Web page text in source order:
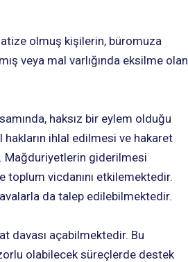
olmuş kişilerin, büromuza
veya mal varlığında eksilme olan
haksız bir eylem olduğu
ihlal edilmesi ve hakaret
Mağduriyetlerin giderilmesi
toplum vicdanını etkilemektedir.
da talep edilebilmektedir.
davası açabilmektedir. Bu
olabilecek süreçlerde destek